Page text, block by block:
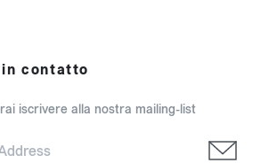
contatto
iscrivere alla nostra mailing-list